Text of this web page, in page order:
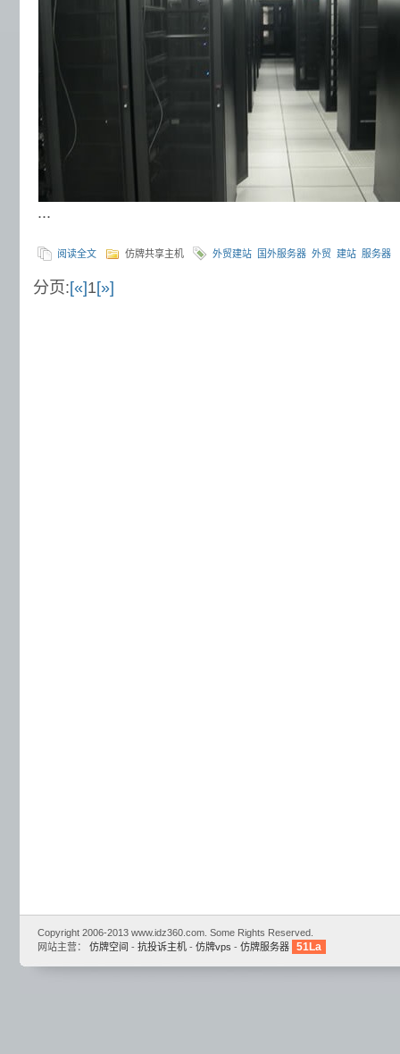
...
阅读全文 仿牌共享主机 外贸建站 国外服务器 外贸 建站 服务器
分页:[«]1[»]
Copyright 2006-2013 www.idz360.com. Some Rights Reserved.
网站主营： 仿牌空间 - 抗投诉主机 - 仿牌vps - 仿牌服务器 51La